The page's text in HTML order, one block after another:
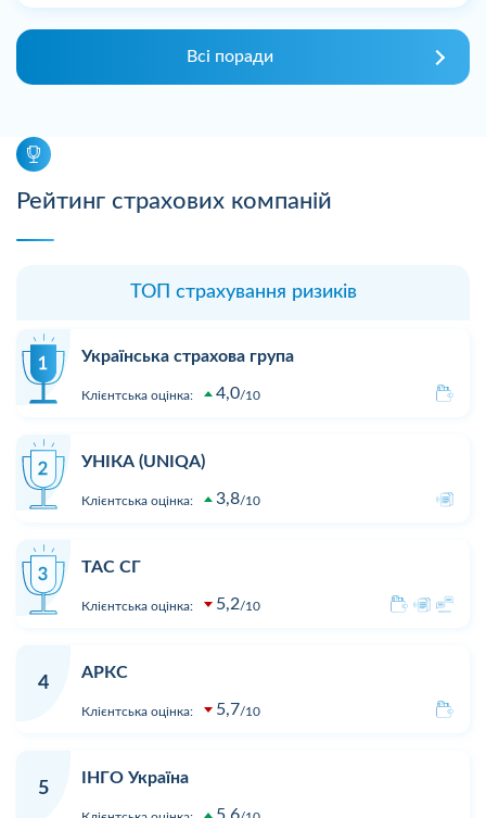
Всі поради
Рейтинг страхових компаній
ТОП страхування ризиків
Українська страхова група
Клієнтська оцінка: 4,0 10
УНІКА (UNIQA)
Клієнтська оцінка: 3,8 10
ТАС СГ
Клієнтська оцінка: 5,2 10
4
АРКС
Клієнтська оцінка: 5,7 10
5
ІНГО Україна